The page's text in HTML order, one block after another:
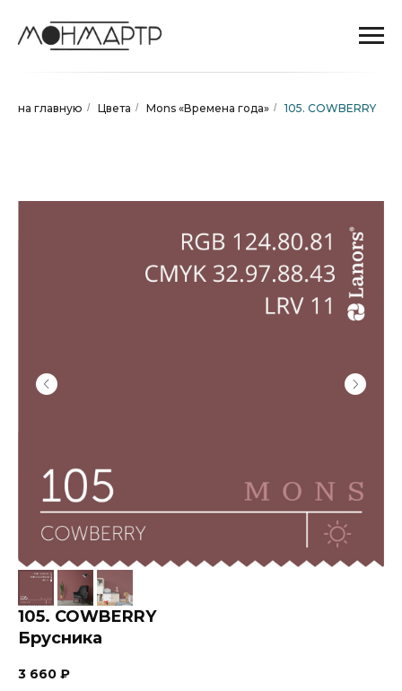
на главную / Цвета / Mons «Времена года» / 105. COWBERRY
105. COWBERRY
Брусника
3 660 ₽